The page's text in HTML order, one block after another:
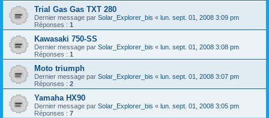
Trial Gas Gas TXT 280
Dernier message par Solar_Explorer_bis « lun. sept. 01, 2008 3:09 pm
Réponses : 1
Kawasaki 750-SS
Dernier message par Solar_Explorer_bis « lun. sept. 01, 2008 3:08 pm
Réponses : 1
Moto triumph
Dernier message par Solar_Explorer_bis « lun. sept. 01, 2008 3:07 pm
Réponses : 2
Yamaha HX90
Dernier message par Solar_Explorer_bis « lun. sept. 01, 2008 3:05 pm
Réponses : 7